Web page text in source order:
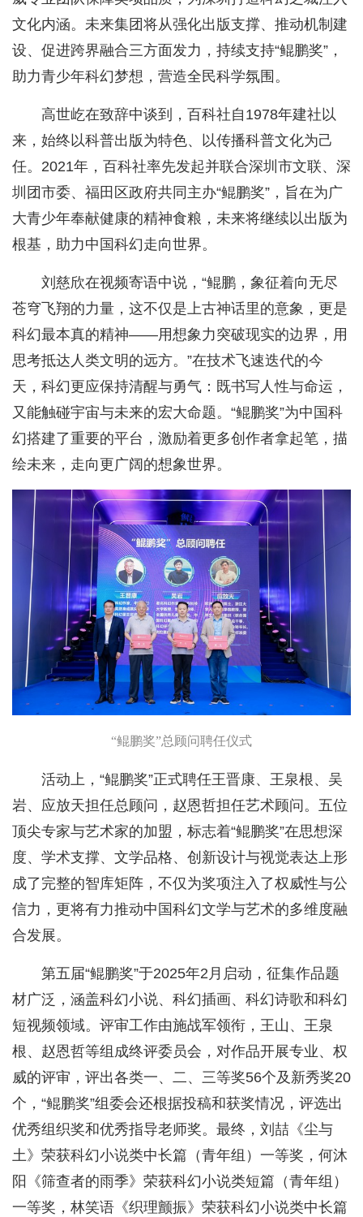
文化内涵。未来集团将从强化出版支撑、推动机制建
设、促进跨界融合三方面发力，持续支持“鲲鹏奖”，
助力青少年科幻梦想，营造全民科学氛围。
高世屹在致辞中谈到，百科社自1978年建社以
来，始终以科普出版为特色、以传播科普文化为己
任。2021年，百科社率先发起并联合深圳市文联、深
圳团市委、福田区政府共同主办“鲲鹏奖”，旨在为广
大青少年奉献健康的精神食粮，未来将继续以出版为
根基，助力中国科幻走向世界。
刘慈欣在视频寄语中说，“鲲鹏，象征着向无尽
苍穹飞翔的力量，这不仅是上古神话里的意象，更是
科幻最本真的精神——用想象力突破现实的边界，用
思考抵达人类文明的远方。”在技术飞速迭代的今
天，科幻更应保持清醒与勇气：既书写人性与命运，
又能触碰宇宙与未来的宏大命题。“鲲鹏奖”为中国科
幻搭建了重要的平台，激励着更多创作者拿起笔，描
绘未来，走向更广阔的想象世界。
“鲲鹏奖”总顾问聘任仪式
活动上，“鲲鹏奖”正式聘任王晋康、王泉根、吴
岩、应放天担任总顾问，赵恩哲担任艺术顾问。五位
顶尖专家与艺术家的加盟，标志着“鲲鹏奖”在思想深
度、学术支撑、文学品格、创新设计与视觉表达上形
成了完整的智库矩阵，不仅为奖项注入了权威性与公
信力，更将有力推动中国科幻文学与艺术的多维度融
合发展。
第五届“鲲鹏奖”于2025年2月启动，征集作品题
材广泛，涵盖科幻小说、科幻插画、科幻诗歌和科幻
短视频领域。评审工作由施战军领衔，王山、王泉
根、赵恩哲等组成终评委员会，对作品开展专业、权
威的评审，评出各类一、二、三等奖56个及新秀奖20
个，“鲲鹏奖”组委会还根据投稿和获奖情况，评选出
优秀组织奖和优秀指导老师奖。最终，刘喆《尘与
土》荣获科幻小说类中长篇（青年组）一等奖，何沐
阳《筛查者的雨季》荣获科幻小说类短篇（青年组）
一等奖，林笑语《织理颤振》荣获科幻小说类中长篇